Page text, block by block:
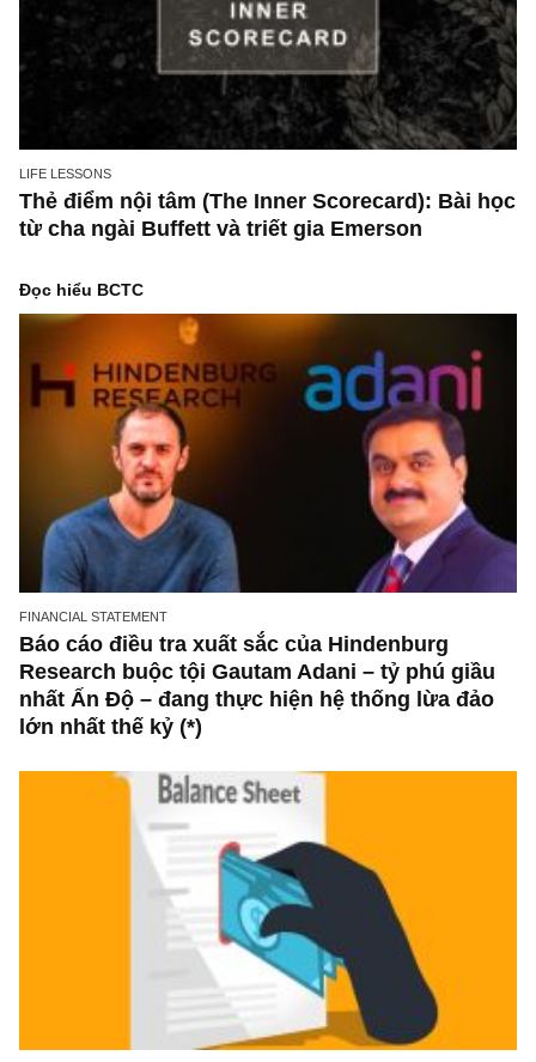
không chuyên nghĩ?
Bài học cuộc sống
LIFE LESSONS
Triệu phú nhà bên, Dr. Stanley, 1996: Top 10
quyển dạy sống giúp thay đổi cuộc đời
tôi
LIFE LESSONS
Cách rèn luyện 13 đức tính đáng quý của
Benjamin Franklin